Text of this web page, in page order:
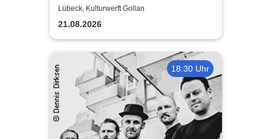
Shows 2026
Lübeck, Kulturwerft Gollan
21.08.2026
18:30 Uhr